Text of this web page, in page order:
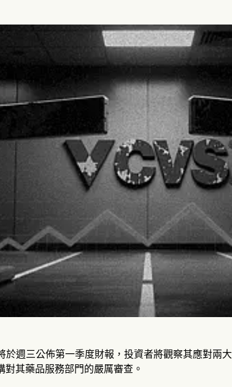
於週三公佈第一季度財報，投資者將觀察其應對兩
其藥品服務部門的嚴厲審查。